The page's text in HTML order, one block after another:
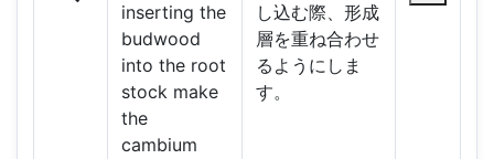
inserting the
budwood
into the root
stock make
the
cambium
し込む際、形成
層を重ね合わせ
るようにしま
す。